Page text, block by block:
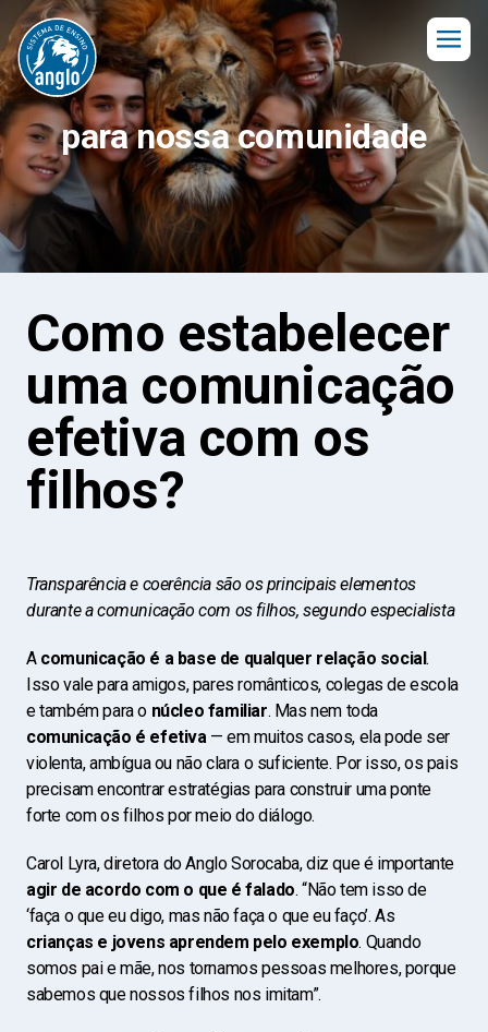
para nossa comunidade
Como estabelecer
uma comunicação
efetiva com os
filhos?
Transparência e coerência são os principais elementos
durante a comunicação com os filhos, segundo especialista
A comunicação é a base de qualquer relação social.
Isso vale para amigos, pares românticos, colegas de escola
e também para o núcleo familiar. Mas nem toda
comunicação é efetiva— em muitos casos, ela pode ser
violenta, ambígua ou não clara o suficiente. Por isso, os pais
precisam encontrar estratégias para construir uma ponte
forte com os filhos por meio do diálogo.
Carol Lyra, diretora do Anglo Sorocaba, diz que é importante
agir de acordo com o que é falado. “Não tem isso de
‘faça o que eu digo, mas não faça o que eu faço’. As
crianças e jovens aprendem pelo exemplo. Quando
somos pai e mãe, nos tornamos pessoas melhores, porque
sabemos que nossos filhos nos imitam”.